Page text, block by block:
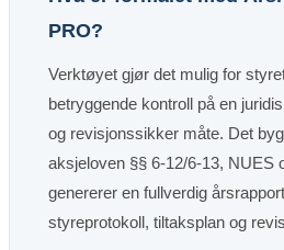
PRO?
Verktøyet gjør det mulig for
betryggende kontroll på en
og revisjonssikker måte. Det
aksjeloven §§ 6-12/6-13, NUES
genererer en fullverdig
styreprotokoll, tiltaksplan og